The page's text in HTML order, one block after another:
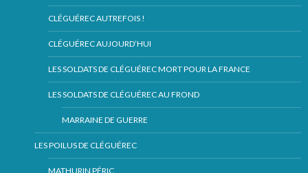
CLÉGUÉREC AUTREFOIS !
CLÉGUÉREC AUJOURD’HUI
LES SOLDATS DE CLÉGUÉREC MORT POUR LA FRANCE
LES SOLDATS DE CLÉGUÉREC AU FROND
MARRAINE DE GUERRE
LES POILUS DE CLÉGUÉREC
MATHURIN PÉRIC